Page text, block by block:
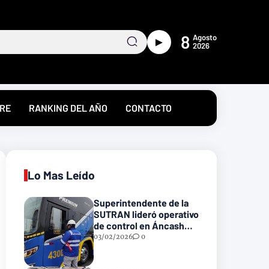
► 8 Agosto
2026
RANKING DEL AÑO CONTACTO
Lo Mas Leído
Superintendente de la
SUTRAN lideró operativo
de control en Áncash
para fortalecer la
03/02/2026 0